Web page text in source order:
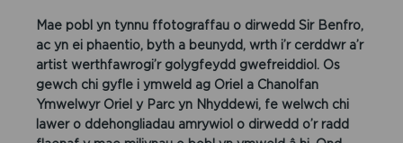
Mae pobl yn tynnu ffotograffau o dirwedd Sir Benfro,
ac yn ei phaentio, byth a beunydd, wrth i’r cerddwr a’r
artist werthfawrogi’r golygfeydd gwefreiddiol. Os
gewch chi gyfle i ymweld ag Oriel a Chanolfan
Ymwelwyr Oriel y Parc yn Nhyddewi, fe welwch chi
lawer o ddehongliadau amrywiol o dirwedd o’r radd